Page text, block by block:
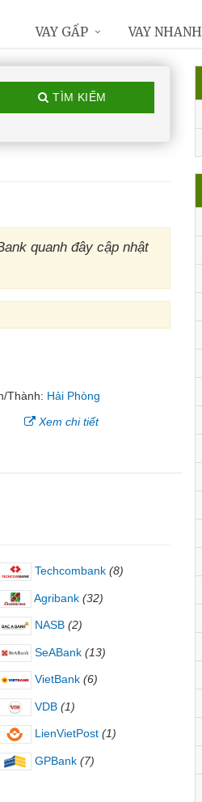
TÌM KIẾM
quanh đây cập nhật
Thành: Hải Phòng
Xem chi tiết
Techcombank (8)
Agribank (32)
NASB (2)
SeABank (13)
VietBank (6)
VDB (1)
LienVietPost (1)
GPBank (7)
VAY GẤP VAY NHANH